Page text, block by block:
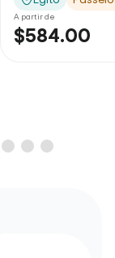
A partir de
$393.00